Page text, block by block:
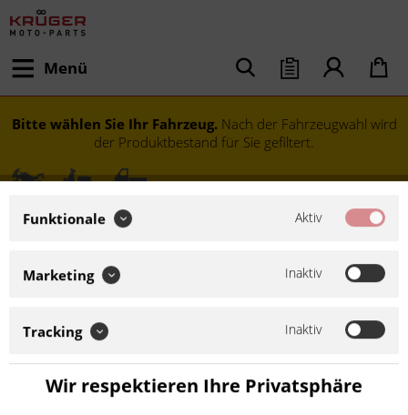
Menü
Bitte wählen Sie Ihr Fahrzeug. Nach der Fahrzeugwahl wird
der Produktbestand für Sie gefiltert.
Funktionale Aktiv
Marketing Inaktiv
Tracking Inaktiv
Wir respektieren Ihre Privatsphäre